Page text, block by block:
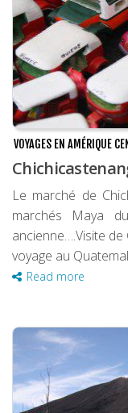
VOYAGES EN AMÉRIQUE
Le marché de
marchés Maya
ancienne….Visite
voyage au
Read more